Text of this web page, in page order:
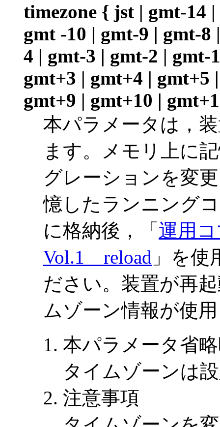
timezone { jst | gmt-14
gmt -10 | gmt-9 | gmt-8
4 | gmt-3 | gmt-2 | gmt-
gmt+3 | gmt+4 | gmt+5
gmt+9 | gmt+10 |
本パラメータは，
ます。メモリ上に
グレーションを変
憶したランニング
に格納後，「 運用
Vol.1 reload 」を
ださい。装置が再
ムゾーン情報が使
本パラメータ省
タイムゾーンは
注意事項